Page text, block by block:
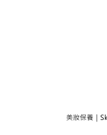
美妝保養｜